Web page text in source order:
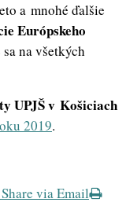
a mnohé ďalšie
Európskeho
sa na všetkých
UPJŠ v Košiciach
2019.
Share via Email